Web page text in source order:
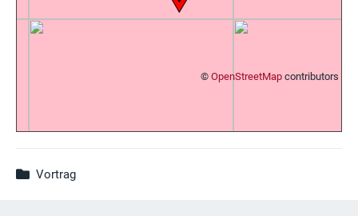
© OpenStreetMap contributors
Vortrag